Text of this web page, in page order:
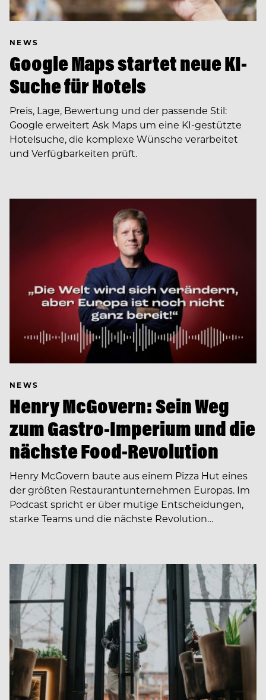
NEWS
Google Maps startet neue KI-
Suche für Hotels
Preis, Lage, Bewertung und der passende Stil:
Google erweitert Ask Maps um eine KI-gestützte
Hotelsuche, die komplexe Wünsche verarbeitet
und Verfügbarkeiten prüft.
NEWS
Henry McGovern: Sein Weg
zum Gastro-Imperium und die
nächste Food-Revolution
Henry McGovern baute aus einem Pizza Hut eines
der größten Restaurantunternehmen Europas. Im
Podcast spricht er über mutige Entscheidungen,
starke Teams und die nächste Revolution…